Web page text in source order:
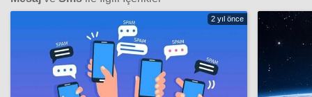
2 yıl önce